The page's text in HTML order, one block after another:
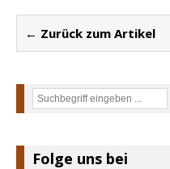
← Zurück zum Artikel
Suchen
Folge uns bei